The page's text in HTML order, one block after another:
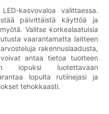
kasvovaloa valittaessa.
päivittäistä käyttöä ja
Valitse korkealaatuisia
vaarantamatta laitteen
rakennuslaadusta,
antaa tietoa tuotteen
lopuksi luotettavaan
lopulta rutiinejasi ja
tehokkaasti.